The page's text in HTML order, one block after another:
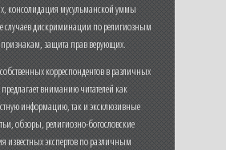
консолидация мусульманской уммы
случаев дискриминации по религиозным
защита прав верующих.
корреспондентов в различных
вниманию читателей как
информацию, так и эксклюзивные
обзоры, религиозно-богословские
известных экспертов по различным